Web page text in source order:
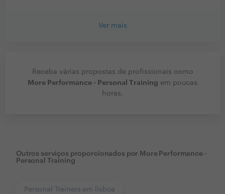
Ver mais
Receba várias propostas de profissionais como
More Performance - Personal Training em poucas
horas.
Outros serviços proporcionados por More Performance -
Personal Training
Personal Trainers em lisboa